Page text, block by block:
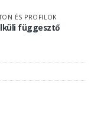
ÉS PROFILOK
függesztő